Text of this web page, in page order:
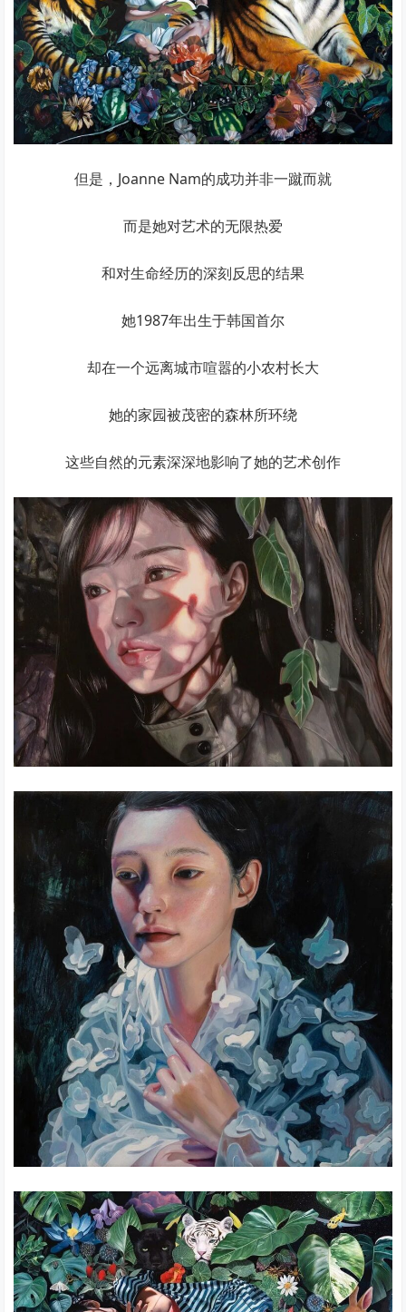
但是，Joanne Nam的成功并非一蹴而就
而是她对艺术的无限热爱
和对生命经历的深刻反思的结果
她1987年出生于韩国首尔
却在一个远离城市喧嚣的小农村长大
她的家园被茂密的森林所环绕
这些自然的元素深深地影响了她的艺术创作